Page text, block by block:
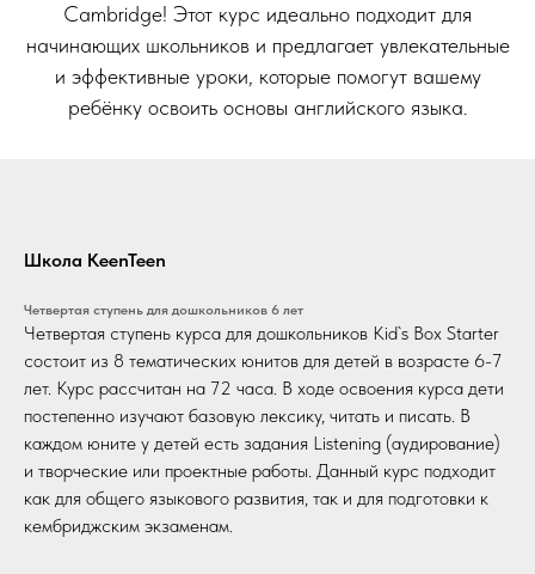
Cambridge! Этот курс идеально подходит для
начинающих школьников и предлагает увлекательные
и эффективные уроки, которые помогут вашему
ребёнку освоить основы английского языка.
Школа KeenTeen
Четвертая ступень для дошкольников 6 лет
Четвертая ступень курса для дошкольников Kid`s Box Starter
состоит из 8 тематических юнитов для детей в возрасте 6-7
лет. Курс рассчитан на 72 часа. В ходе освоения курса дети
постепенно изучают базовую лексику, читать и писать. В
каждом юните у детей есть задания Listening (аудирование)
и творческие или проектные работы. Данный курс подходит
как для общего языкового развития, так и для подготовки к
кембриджским экзаменам.